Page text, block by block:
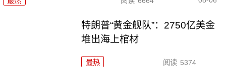
特朗普“黄金舰队”：2750亿美金
堆出海上棺材
最热 阅读 5374